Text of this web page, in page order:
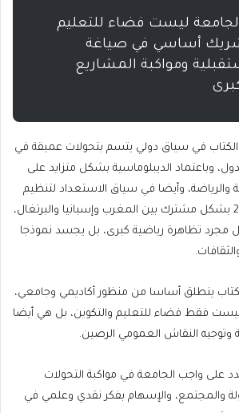
ليست فضاء للتعليم
أساسي في صياغة
ومواكبة المشاريع
الكتاب في سياق دولي يتسم بتحولات عميقة في
وباعتماد الديبلوماسية بشكل متزايد على
والرياضة، وأيضا في سياق الاستعداد لتنظيم
مونديال كرة القدم 2030 بشكل مشترك بين المغرب وإسبانيا والبرتغال،
مجرد تظاهرة رياضية كبرى، بل يجسد نموذجا
ينطلق أساسا من منظور أكاديمي وجامعي،
فقط فضاء للتعليم والتكوين، بل هي أيضا
وتوجيه النقاش العمومي الرصين.
على واجب الجامعة في مواكبة التحولات
والمجتمع، والإسهام بفكر نقدي وعلمي في